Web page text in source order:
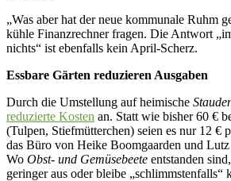
„Was aber hat der neue kommunale Ruhm
kühle Finanzrechner fragen. Die Antwort
nichts“ ist ebenfalls kein April-Scherz.
Essbare Gärten reduzieren Ausgaben
Durch die Umstellung auf heimische
reduzierte Kosten an. Statt wie bisher 60 €
(Tulpen, Stiefmütterchen) seien es nur 12 €
das Büro von Heike Boomgaarden und
Wo Obst- und Gemüsebeete entstanden
geringer aus oder bleibe „schlimmstenfalls“